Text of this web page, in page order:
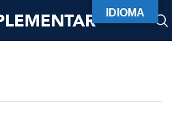
IDIOMA